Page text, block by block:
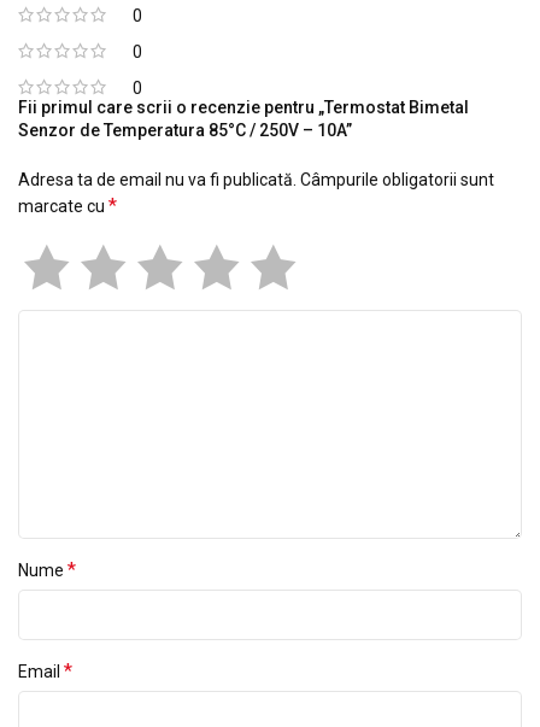
0
0
0
Fii primul care scrii o recenzie pentru „Termostat Bimetal
Senzor de Temperatura 85°C / 250V – 10A”
Adresa ta de email nu va fi publicată. Câmpurile obligatorii sunt
marcate cu *
Nume *
Email *